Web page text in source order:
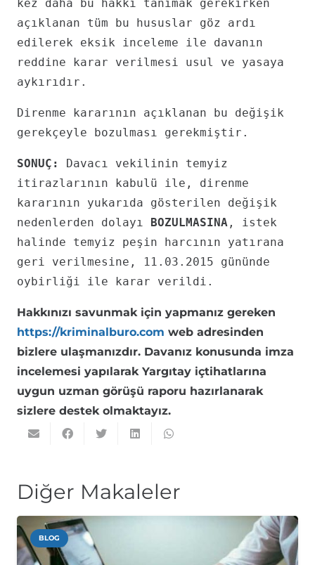
kez daha bu hakkı tanımak gerekirken
açıklanan tüm bu hususlar göz ardı
edilerek eksik inceleme ile davanın
reddine karar verilmesi usul ve yasaya
aykırıdır.
Direnme kararının açıklanan bu değişik
gerekçeyle bozulması gerekmiştir.
SONUÇ:
Davacı vekilinin temyiz
itirazlarının kabulü ile, direnme
kararının yukarıda gösterilen değişik
nedenlerden dolayı
BOZULMASINA , istek
halinde temyiz peşin harcının yatırana
geri verilmesine, 11.03.2015 gününde
oybirliği ile karar verildi.
Hakkınızı savunmak için yapmanız gereken
https://kriminalburo.com web adresinden
bizlere ulaşmanızdır. Davanız konusunda imza
incelemesi yapılarak Yargıtay içtihatlarına
uygun uzman görüşü raporu hazırlanarak
sizlere destek olmaktayız.
Diğer Makaleler
BLOG